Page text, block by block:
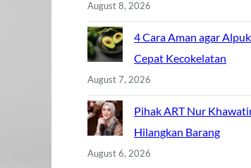
August 8, 2026
4 Cara Aman agar
Cepat Kecokelatan
August 7, 2026
Pihak ART Nur
Hilangkan Barang
August 6, 2026